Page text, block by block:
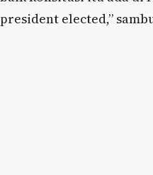
president elected,”